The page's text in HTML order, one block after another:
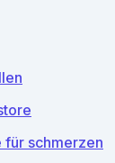
für schmerzen